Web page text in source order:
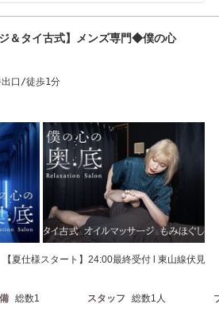
＆タイ古式】メンズ専門◆僕の心
口/徒歩1分
【夏仕様スタート】24:00最終受付 l 東山線伏見
総数1 スタッフ 総数1人